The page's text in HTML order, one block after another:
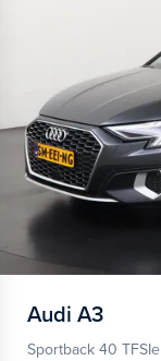
Audi A3
Sportback 40